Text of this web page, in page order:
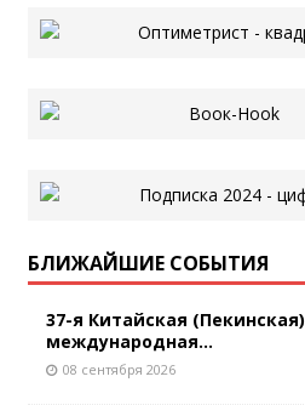
БЛИЖАЙШИЕ СОБЫТИЯ
37-я Китайская (Пекинская)
международная...
08 сентября 2026